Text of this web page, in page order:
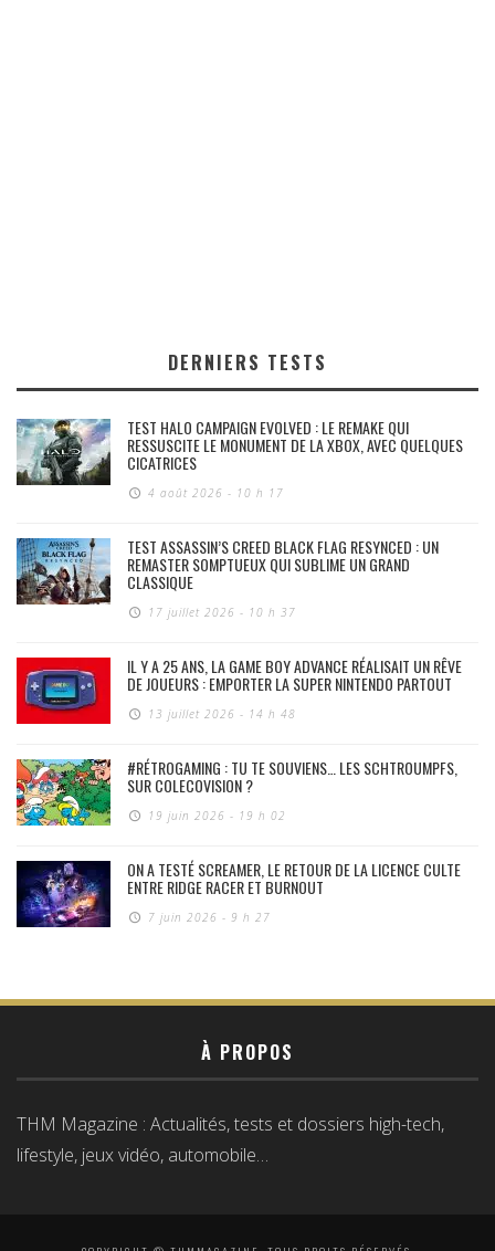
DERNIERS TESTS
TEST HALO CAMPAIGN EVOLVED : LE REMAKE QUI
RESSUSCITE LE MONUMENT DE LA XBOX, AVEC QUELQUES
CICATRICES
4 août 2026 - 10 h 17
TEST ASSASSIN’S CREED BLACK FLAG RESYNCED : UN
REMASTER SOMPTUEUX QUI SUBLIME UN GRAND
CLASSIQUE
17 juillet 2026 - 10 h 37
IL Y A 25 ANS, LA GAME BOY ADVANCE RÉALISAIT UN RÊVE
DE JOUEURS : EMPORTER LA SUPER NINTENDO PARTOUT
13 juillet 2026 - 14 h 48
#RÉTROGAMING : TU TE SOUVIENS… LES SCHTROUMPFS,
SUR COLECOVISION ?
19 juin 2026 - 19 h 02
ON A TESTÉ SCREAMER, LE RETOUR DE LA LICENCE CULTE
ENTRE RIDGE RACER ET BURNOUT
7 juin 2026 - 9 h 27
À PROPOS
THM Magazine : Actualités, tests et dossiers high-tech,
lifestyle, jeux vidéo, automobile…